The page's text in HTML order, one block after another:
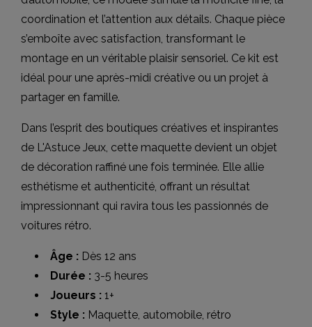
coordination et l’attention aux détails. Chaque pièce
s’emboîte avec satisfaction, transformant le
montage en un véritable plaisir sensoriel. Ce kit est
idéal pour une après-midi créative ou un projet à
partager en famille.
Dans l’esprit des boutiques créatives et inspirantes
de L'Astuce Jeux, cette maquette devient un objet
de décoration raffiné une fois terminée. Elle allie
esthétisme et authenticité, offrant un résultat
impressionnant qui ravira tous les passionnés de
voitures rétro.
Âge : Dès 12 ans
Durée : 3-5 heures
Joueurs : 1+
Style : Maquette, automobile, rétro